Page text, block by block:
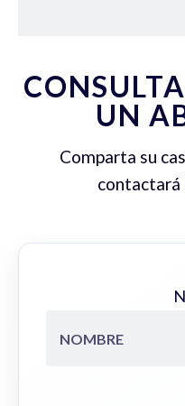
UN
Comparta su
contactará